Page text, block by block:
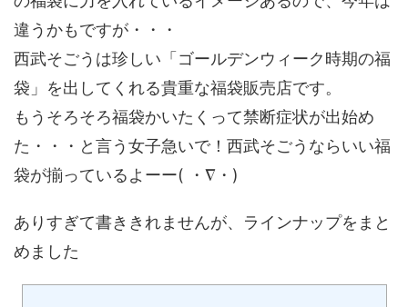
違うかもですが・・・
西武そごうは珍しい「ゴールデンウィーク時期の福
袋」を出してくれる貴重な福袋販売店です。
もうそろそろ福袋かいたくって禁断症状が出始め
た・・・と言う女子急いで！西武そごうならいい福
袋が揃っているよーー( ・∇・)
ありすぎて書ききれませんが、ラインナップをまと
めました